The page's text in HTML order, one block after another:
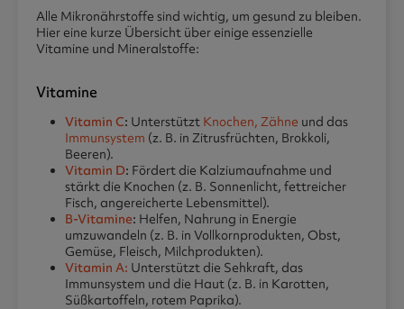
Alle Mikronährstoffe sind wichtig, um gesund zu bleiben.
Hier eine kurze Übersicht über einige essenzielle
Vitamine und Mineralstoffe:
Vitamine
Vitamin C: Unterstützt Knochen, Zähne und das
Immunsystem (z. B. in Zitrusfrüchten, Brokkoli,
Beeren).
Vitamin D: Fördert die Kalziumaufnahme und
stärkt die Knochen (z. B. Sonnenlicht, fettreicher
Fisch, angereicherte Lebensmittel).
B-Vitamine: Helfen, Nahrung in Energie
umzuwandeln (z. B. in Vollkornprodukten, Obst,
Gemüse, Fleisch, Milchprodukten).
Vitamin A: Unterstützt die Sehkraft, das
Immunsystem und die Haut (z. B. in Karotten,
Süßkartoffeln, rotem Paprika).